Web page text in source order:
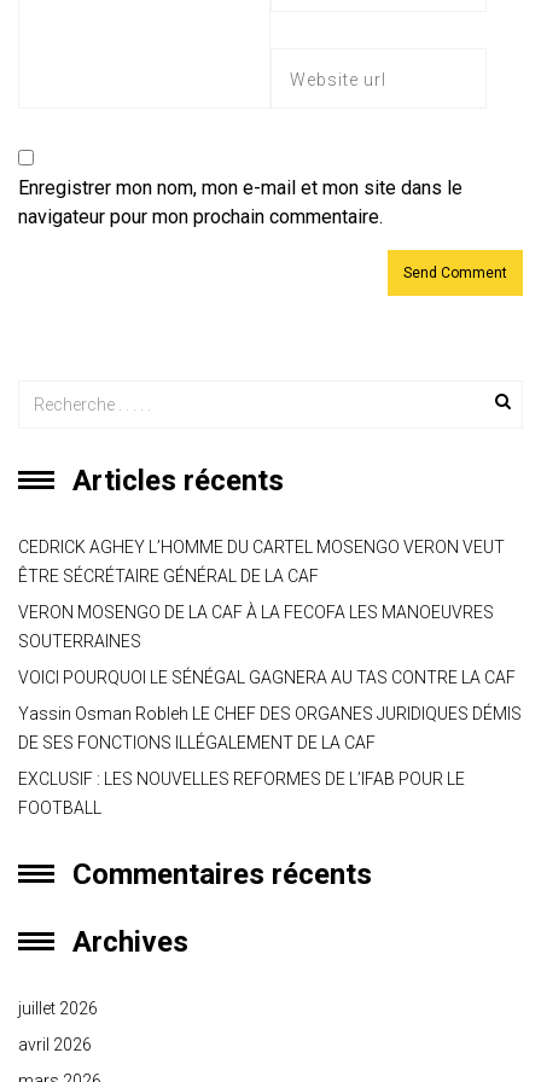
Enregistrer mon nom, mon e-mail et mon site dans le
navigateur pour mon prochain commentaire.
Articles récents
CEDRICK AGHEY L’HOMME DU CARTEL MOSENGO VERON VEUT
ÊTRE SÉCRÉTAIRE GÉNÉRAL DE LA CAF
VERON MOSENGO DE LA CAF À LA FECOFA LES MANOEUVRES
SOUTERRAINES
VOICI POURQUOI LE SÉNÉGAL GAGNERA AU TAS CONTRE LA CAF
Yassin Osman Robleh LE CHEF DES ORGANES JURIDIQUES DÉMIS
DE SES FONCTIONS ILLÉGALEMENT DE LA CAF
EXCLUSIF : LES NOUVELLES REFORMES DE L’IFAB POUR LE
FOOTBALL
Commentaires récents
Archives
juillet 2026
avril 2026